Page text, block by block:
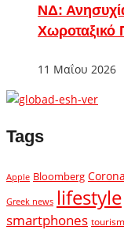
ΝΔ:
Χωροταξικό
11 Μαΐου 2026
Tags
Apple Bloomberg
Greek news lifestyle
smartphones